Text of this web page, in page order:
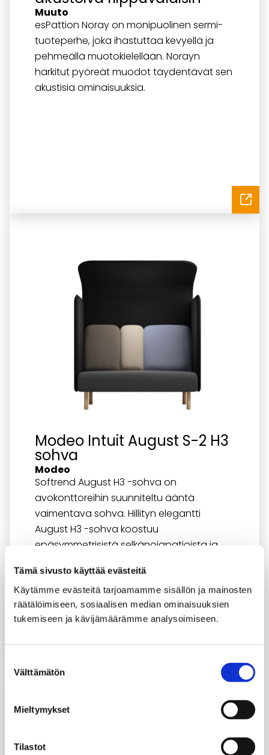
Tämä sivusto käyttää evästeitä
Käytämme evästeitä tarjoamamme sisällön ja mainosten
räätälöimiseen, sosiaalisen median ominaisuuksien
tukemiseen ja kävijämäärämme analysoimiseen.
valinta
Välttämätön
Mieltymykset
Tilastot
Muuto
esPattion Noray on monipuolinen sermi-
tuoteperhe, joka ihastuttaa kevyellä ja
pehmeällä muotokielellään. Norayn
harkitut pyöreät muodot täydentävät sen
akustisia ominaisuuksia.
Modeo Intuit August S-2 H3
sohva
Modeo
Softrend August H3 -sohva on
avokonttoreihin suunniteltu ääntä
vaimentava sohva. Hillityn elegantti
August H3 -sohva koostuu
epäsymmetrisistä selkänojapatjoista ja
seinäosasta.